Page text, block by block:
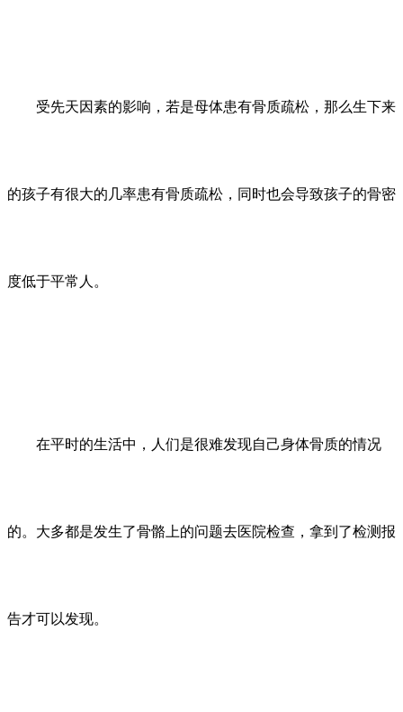
受先天因素的影响，若是母体患有骨质疏松，那么生下来
的孩子有很大的几率患有骨质疏松，同时也会导致孩子的骨密
度低于平常人。
在平时的生活中，人们是很难发现自己身体骨质的情况
的。大多都是发生了骨骼上的问题去医院检查，拿到了检测报
告才可以发现。